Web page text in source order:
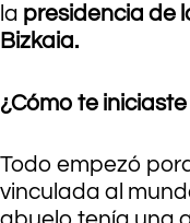
la presidencia de
Bizkaia.
¿Cómo te
Todo empezó
vinculada al